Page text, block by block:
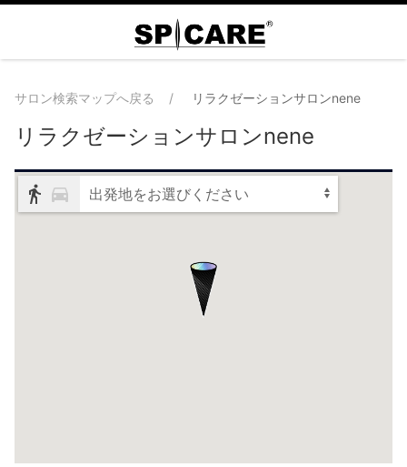
サロン検索マップへ戻る リラクゼーションサロンnene
リラクゼーションサロンnene
出発地をお選びください